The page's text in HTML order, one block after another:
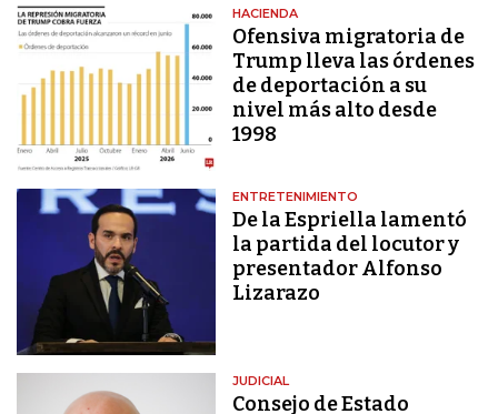
HACIENDA
Ofensiva migratoria de
Trump lleva las órdenes
de deportación a su
nivel más alto desde
1998
ENTRETENIMIENTO
De la Espriella lamentó
la partida del locutor y
presentador Alfonso
Lizarazo
JUDICIAL
Consejo de Estado